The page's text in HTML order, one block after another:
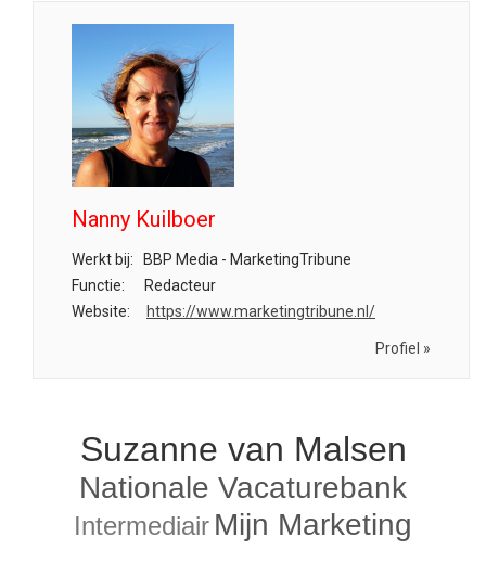
Nanny Kuilboer
Werkt bij:
BBP Media - MarketingTribune
Functie:
Redacteur
Website:
https://www.marketingtribune.nl/
Profiel »
Suzanne van Malsen
Nationale Vacaturebank
Intermediair Mijn Marketing